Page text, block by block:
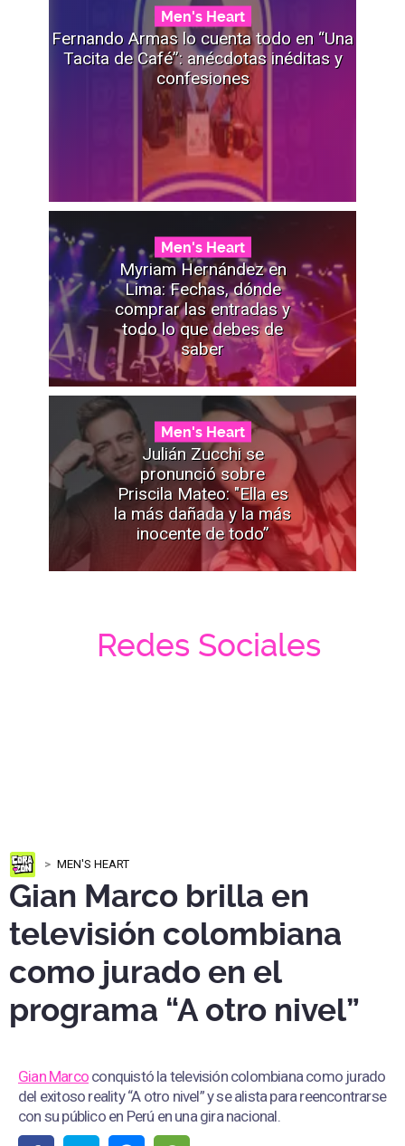
Men's Heart
Fernando Armas lo cuenta todo en “Una
Tacita de Café”: anécdotas inéditas y
confesiones
Men's Heart
Myriam Hernández en
Lima: Fechas, dónde
comprar las entradas y
todo lo que debes de
saber
Men's Heart
Julián Zucchi se
pronunció sobre
Priscila Mateo: "Ella es
la más dañada y la más
inocente de todo”
Redes Sociales
MEN'S HEART
Gian Marco brilla en
televisión colombiana
como jurado en el
programa “A otro nivel”
Gian Marco conquistó la televisión colombiana como jurado
del exitoso reality “A otro nivel” y se alista para reencontrarse
con su público en Perú en una gira nacional.